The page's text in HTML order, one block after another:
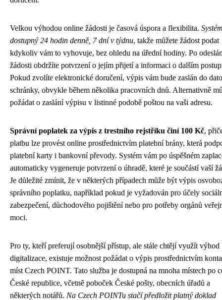
Velkou výhodou online žádosti je časová úspora a flexibilita.
dostupný 24 hodin denně, 7 dní v týdnu, takže můžete žádost podat
kdykoliv vám to vyhovuje, bez ohledu na úřední hodiny. Po
žádosti obdržíte potvrzení o jejím přijetí a informaci o dalším
Pokud zvolíte elektronické doručení, výpis vám bude zaslán do
schránky, obvykle během několika pracovních dnů. Alternativně
požádat o zaslání výpisu v listinné podobě poštou na vaši adresu.
Správní poplatek za výpis z trestního rejstříku činí 100 Kč,
platbu lze provést online prostřednictvím platební brány, která
platební karty i bankovní převody. Systém vám po úspěšném
automaticky vygeneruje potvrzení o úhradě, které je součástí vaší
Je důležité zmínit, že v některých případech může být výpis
správního poplatku, například pokud je vyžadován pro účely
zabezpečení, důchodového pojištění nebo pro potřeby orgánů
moci.
Pro ty, kteří preferují osobnější přístup, ale stále chtějí využít výhod
digitalizace, existuje možnost požádat o výpis prostřednictvím
míst Czech POINT. Tato služba je dostupná na mnoha místech po
České republice, včetně poboček České pošty, obecních úřadů a
některých notářů. Na Czech POINTu stačí předložit platný doklad